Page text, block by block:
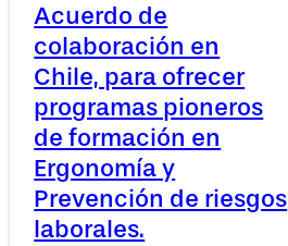
Acuerdo de
colaboración en
Chile, para ofrecer
programas pioneros
de formación en
Ergonomía y
Prevención de riesgos
laborales.